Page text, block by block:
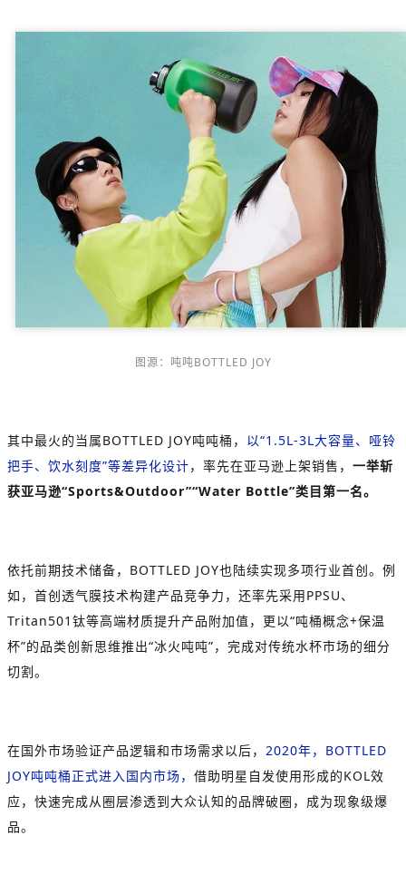
图源：吨吨BOTTLED JOY
其中最火的当属BOTTLED JOY吨吨桶， 以“1.5L-3L大容量、哑铃
把手、饮水刻度”等差异化设计，率先在亚马逊上架销售， 一举斩
获亚马逊“Sports&Outdoor”“Water Bottle”类目第一名。
依托前期技术储备，BOTTLED JOY也陆续实现多项行业首创。例
如，首创透气膜技术构建产品竞争力，还率先采用PPSU、
Tritan501钛等高端材质提升产品附加值，更以“吨桶概念+保温
杯”的品类创新思维推出“冰火吨吨”，完成对传统水杯市场的细分
切割。
在国外市场验证产品逻辑和市场需求以后， 2020年，BOTTLED
JOY吨吨桶正式进入国内市场， 借助明星自发使用形成的KOL效
应，快速完成从圈层渗透到大众认知的品牌破圈，成为现象级爆
品。